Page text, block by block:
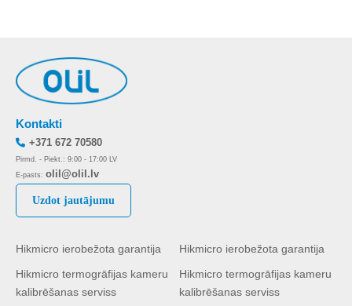
Hikmicro ierobežota garantija
Hikmicro termogrāfijas kameru
kalibrēšanas serviss
Hikmicro ierobežota garantija
Hikmicro termogrāfijas kameru
kalibrēšanas serviss
Kontakti
+371 672 70580
Pirmd. - Piekt.: 9:00 - 17:00 LV
E-pasts: olil@olil.lv
Uzdot jautājumu